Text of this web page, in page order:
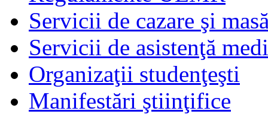
Servicii de cazare şi
Servicii de asistenţă
Organizaţii studenţeşti
Manifestări ştiinţifice